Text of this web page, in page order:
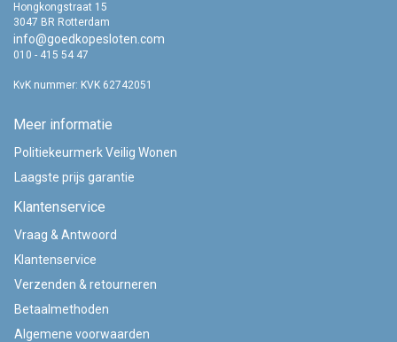
Hongkongstraat 15
3047 BR Rotterdam
info@goedkopesloten.com
010 - 415 54 47
KvK nummer: KVK 62742051
Meer informatie
Politiekeurmerk Veilig Wonen
Laagste prijs garantie
Klantenservice
Vraag & Antwoord
Klantenservice
Verzenden & retourneren
Betaalmethoden
Algemene voorwaarden